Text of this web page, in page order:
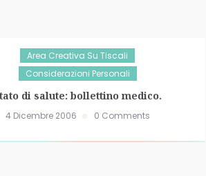
Area Creativa Su Tiscali
Considerazioni Personali
di salute: bollettino medico.
4 Dicembre 2006 0 Comments